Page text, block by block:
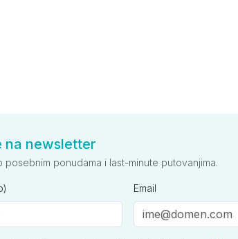
na newsletter
posebnim ponudama i last-minute putovanjima.
Email